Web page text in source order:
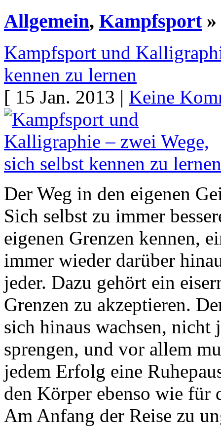
Allgemein, Kampfsport»
Kampfsport und
kennen zu lernen
[ 15 Jan. 2013 | Keine
Der Weg in den eigenen
Sich selbst zu immer
eigenen Grenzen kennen,
immer wieder darüber
jeder. Dazu gehört ein
Grenzen zu akzeptieren.
sich hinaus wachsen, nicht
sprengen, und vor allem
jedem Erfolg eine
den Körper ebenso wie für
Am Anfang der Reise zu